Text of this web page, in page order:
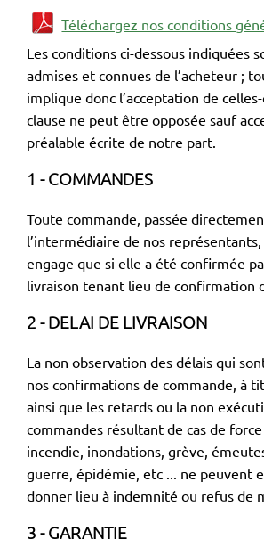
Téléchargez nos conditions
Les conditions ci-dessous indiquées
admises et connues de l’acheteur ;
implique donc l’acceptation de
clause ne peut être opposée sauf
préalable écrite de notre part.
1 - COMMANDES
Toute commande, passée
l’intermédiaire de nos
engage que si elle a été confirmée
livraison tenant lieu de confirmation
2 - DELAI DE LIVRAISON
La non observation des délais qui
nos confirmations de commande, à
ainsi que les retards ou la non
commandes résultant de cas de
incendie, inondations, grève,
guerre, épidémie, etc ... ne peuvent
donner lieu à indemnité ou refus de
3 - GARANTIE